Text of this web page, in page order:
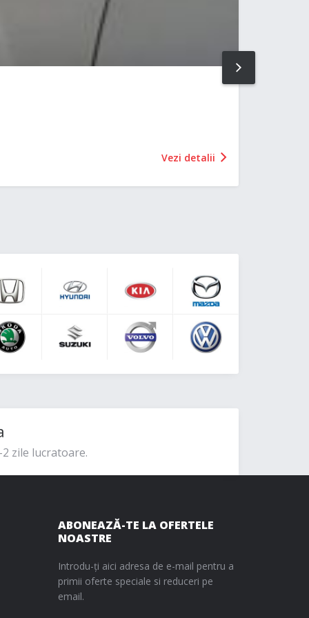
Vezi detalii
NEXT
zile lucratoare.
ABONEAZĂ-TE LA OFERTELE
NOASTRE
Introdu-ți aici adresa de e-mail pentru a
primii oferte speciale si reduceri pe
email.